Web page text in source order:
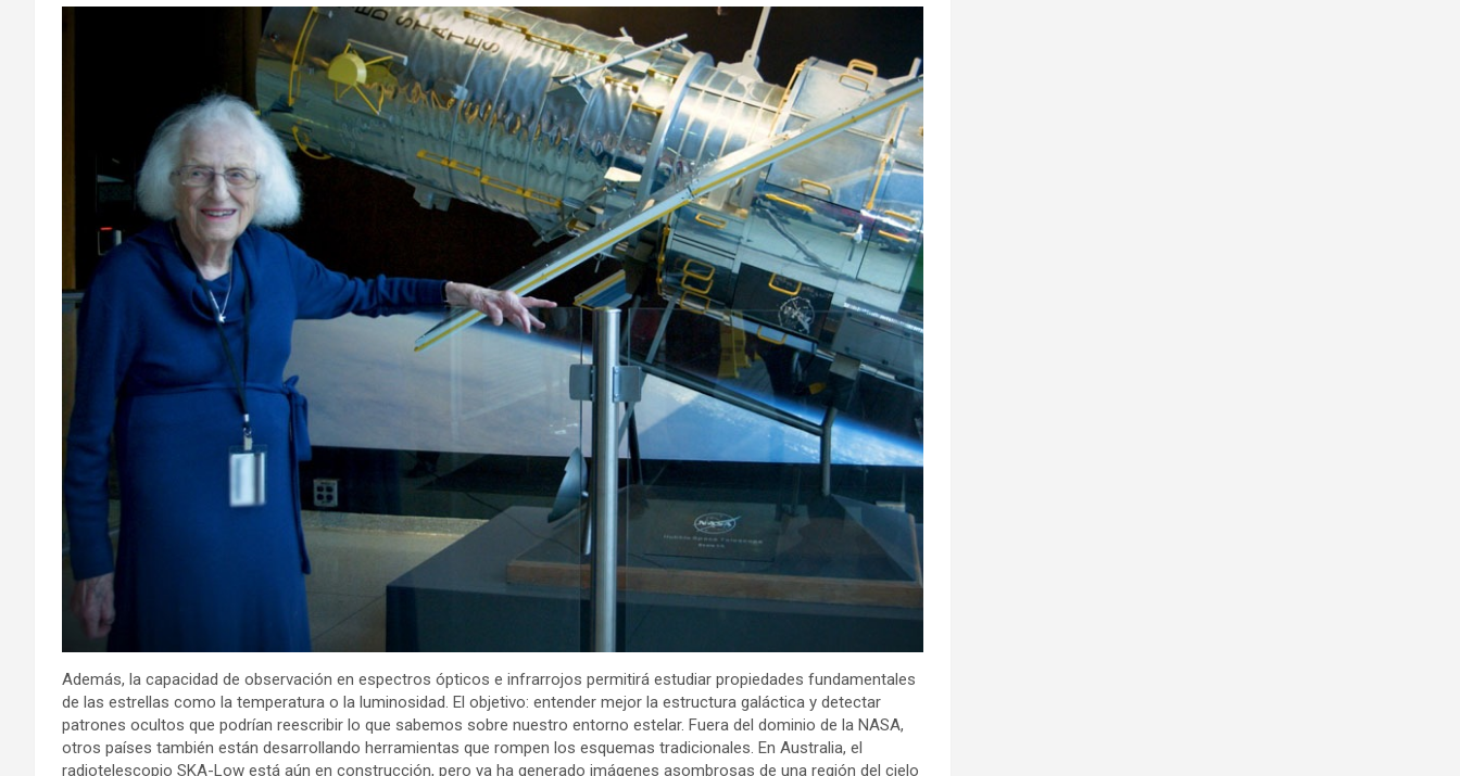
Además, la capacidad de observación en espectros ópticos e infrarrojos permitirá estudiar propiedades fundamentales
de las estrellas como la temperatura o la luminosidad. El objetivo: entender mejor la estructura galáctica y detectar
patrones ocultos que podrían reescribir lo que sabemos sobre nuestro entorno estelar. Fuera del dominio de la NASA,
otros países también están desarrollando herramientas que rompen los esquemas tradicionales. En Australia, el
radiotelescopio SKA-Low está aún en construcción, pero ya ha generado imágenes asombrosas de una región del cielo